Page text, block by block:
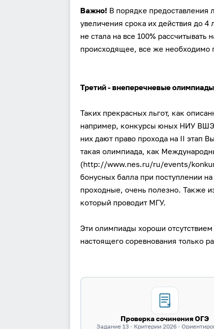
Важно! В порядке предоставления
увеличения срока их действия до 4
не стала на все 100%
происходящее, все же необходимо
Третий - внеперечневые
Таких прекрасных льгот, как
например, конкурсы юных НИУ
них дают право прохода на II этап
такая олимпиада, как
(http://www.nes.ru/ru/events/
бонусных балла при поступлении
проходные, очень полезно. Также
который проводит МГУ.
Эти олимпиады хороши
настоящего соревнования только
Проверка сочинения ОГЭ
Задание 13 · Критерии 2026 ·